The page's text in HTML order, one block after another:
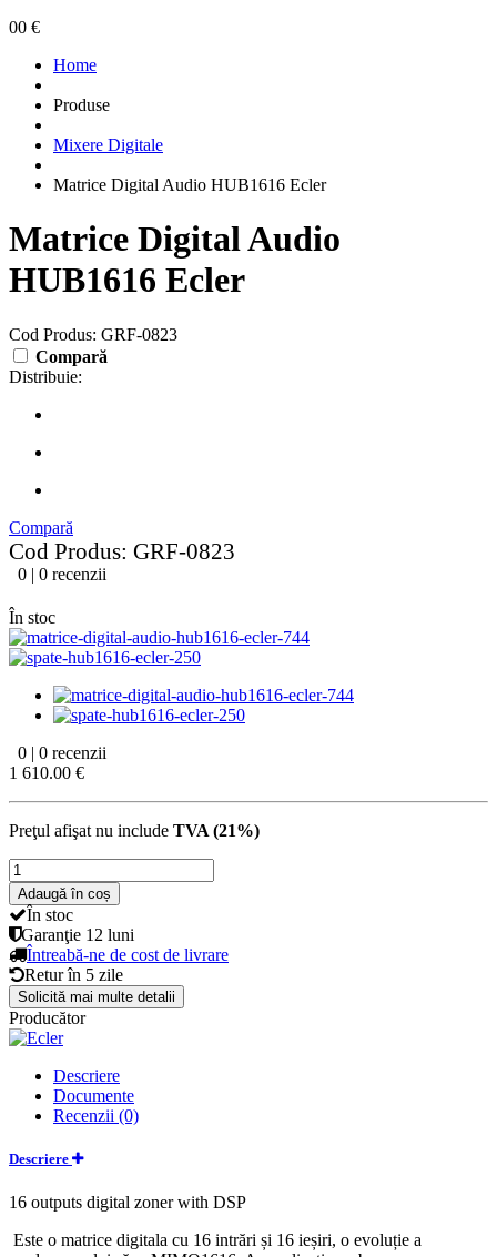
00 €
Home
Produse
Mixere Digitale
Matrice Digital Audio HUB1616 Ecler
Matrice Digital Audio
HUB1616 Ecler
Cod Produs: GRF-0823
Compară
Distribuie:
Compară
Cod Produs: GRF-0823
0 | 0 recenzii
În stoc
0 | 0 recenzii
1 610.00 €
Preţul afişat nu include TVA (21%)
Adaugă în coș
În stoc
Garanţie 12 luni
Întreabă-ne de cost de livrare
Retur în 5 zile
Solicită mai multe detalii
Producător
Descriere
Documente
Recenzii (0)
Descriere
16 outputs digital zoner with DSP
Este o matrice digitala cu 16 intrări și 16 ieșiri, o evoluție a